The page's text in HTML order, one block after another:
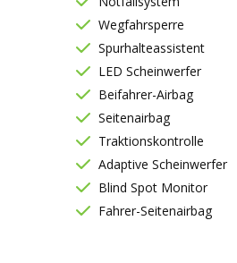
Wegfahrsperre
Spurhalteassistent
LED Scheinwerfer
Beifahrer-Airbag
Seitenairbag
Traktionskontrolle
Adaptive Scheinwerfer
Blind Spot Monitor
Fahrer-Seitenairbag